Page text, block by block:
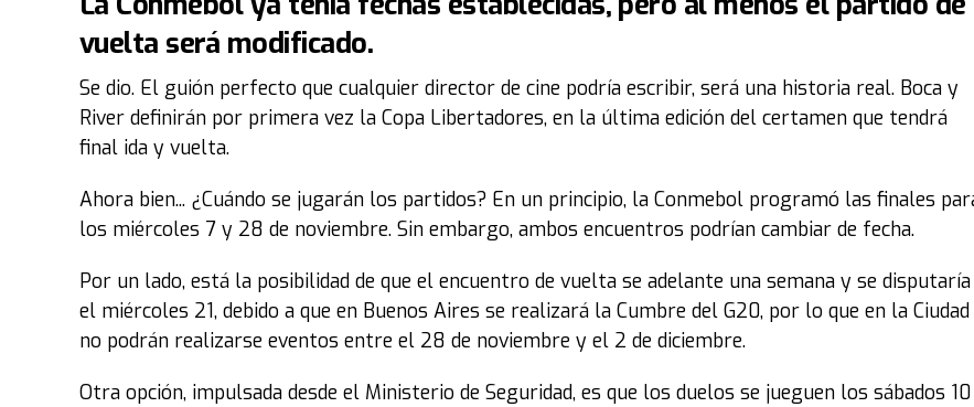
vuelta será modificado.
Se dio. El guión perfecto que cualquier director de cine podría escribir, será una historia real. Boca y
River definirán por primera vez la Copa Libertadores, en la última edición del certamen que tendrá
final ida y vuelta.
Ahora bien... ¿Cuándo se jugarán los partidos? En un principio, la Conmebol programó las finales
los miércoles 7 y 28 de noviembre. Sin embargo, ambos encuentros podrían cambiar de fecha.
Por un lado, está la posibilidad de que el encuentro de vuelta se adelante una semana y se disputaría
el miércoles 21, debido a que en Buenos Aires se realizará la Cumbre del G20, por lo que en la Ciudad
no podrán realizarse eventos entre el 28 de noviembre y el 2 de diciembre.
Otra opción, impulsada desde el Ministerio de Seguridad, es que los duelos se jueguen los sábados 10